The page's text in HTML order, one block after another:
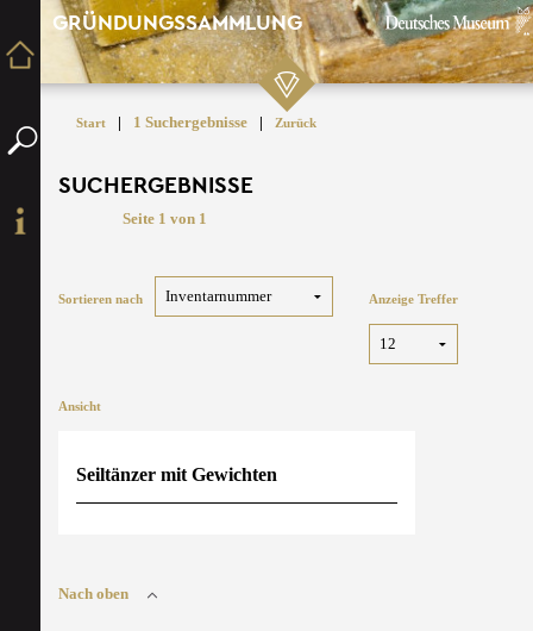
GRÜNDUNGSSAMMLUNG
Start | 1 Suchergebnisse | Zurück
SUCHERGEBNISSE
Seite 1 von 1
Sortieren nach Anzeige Treffer
Ansicht
Seiltänzer mit Gewichten
Nach oben